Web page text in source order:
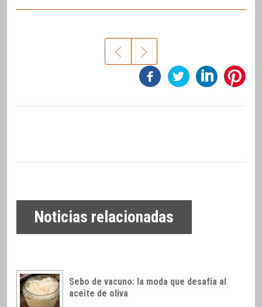
Noticias relacionadas
Sebo de vacuno: la moda que desafía al
aceite de oliva